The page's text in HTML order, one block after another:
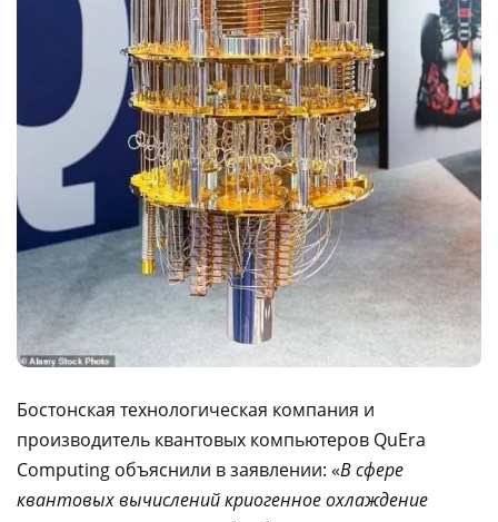
Бостонская технологическая компания и
производитель квантовых компьютеров QuEra
Computing объяснили в заявлении: «В сфере
квантовых вычислений криогенное охлаждение